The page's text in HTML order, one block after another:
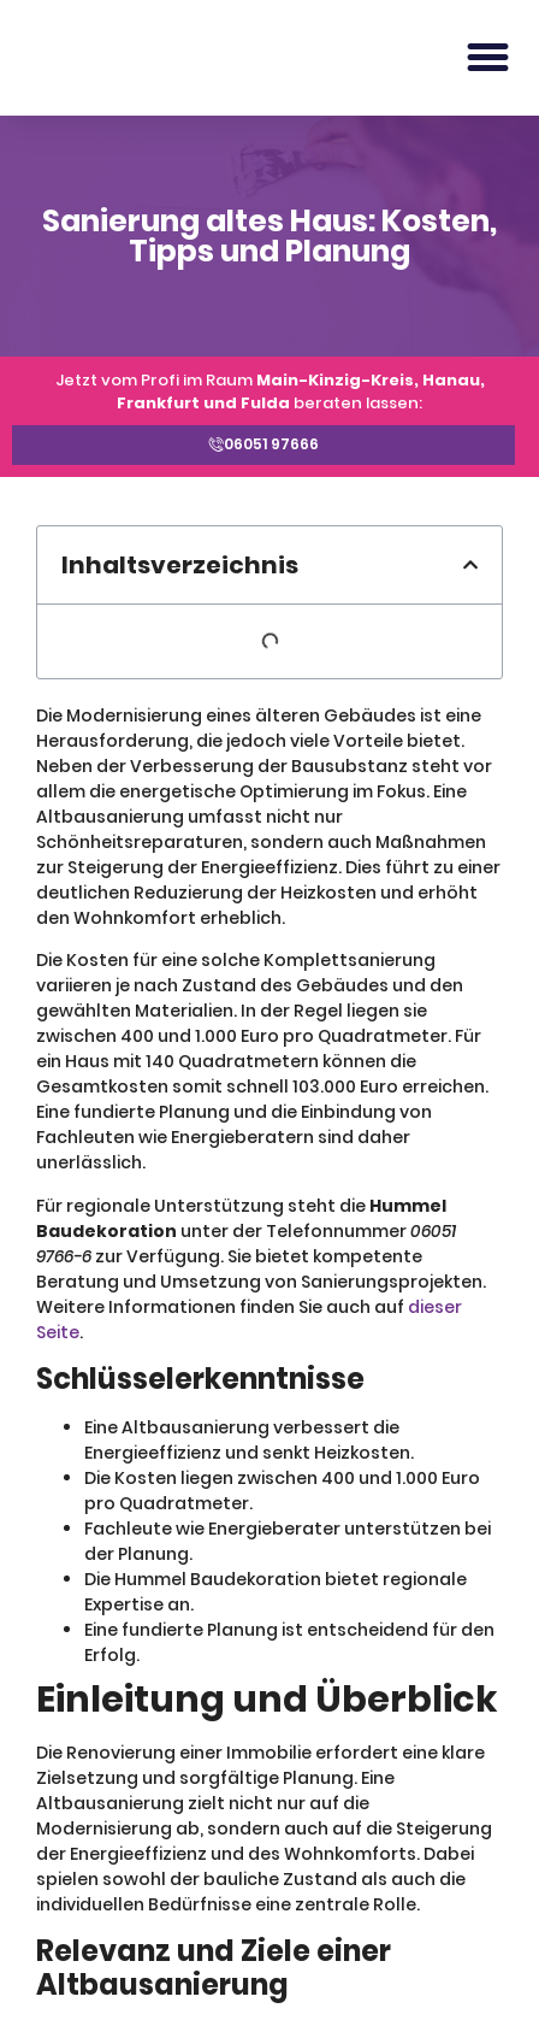
Sanierung altes Haus: Kosten,
Tipps und Planung
Jetzt vom Profi im Raum Main-Kinzig-Kreis, Hanau,
Frankfurt und Fulda beraten lassen:
06051 97666
Inhaltsverzeichnis
Die Modernisierung eines älteren Gebäudes ist eine
Herausforderung, die jedoch viele Vorteile bietet.
Neben der Verbesserung der Bausubstanz steht vor
allem die energetische Optimierung im Fokus. Eine
Altbausanierung umfasst nicht nur
Schönheitsreparaturen, sondern auch Maßnahmen
zur Steigerung der Energieeffizienz. Dies führt zu einer
deutlichen Reduzierung der Heizkosten und erhöht
den Wohnkomfort erheblich.
Die Kosten für eine solche Komplettsanierung
variieren je nach Zustand des Gebäudes und den
gewählten Materialien. In der Regel liegen sie
zwischen 400 und 1.000 Euro pro Quadratmeter. Für
ein Haus mit 140 Quadratmetern können die
Gesamtkosten somit schnell 103.000 Euro erreichen.
Eine fundierte Planung und die Einbindung von
Fachleuten wie Energieberatern sind daher
unerlässlich.
Für regionale Unterstützung steht die Hummel
Baudekoration unter der Telefonnummer06051
9766-6 zur Verfügung. Sie bietet kompetente
Beratung und Umsetzung von Sanierungsprojekten.
Weitere Informationen finden Sie auch auf dieser
Seite.
Schlüsselerkenntnisse
Eine Altbausanierung verbessert die
Energieeffizienz und senkt Heizkosten.
Die Kosten liegen zwischen 400 und 1.000 Euro
pro Quadratmeter.
Fachleute wie Energieberater unterstützen bei
der Planung.
Die Hummel Baudekoration bietet regionale
Expertise an.
Eine fundierte Planung ist entscheidend für den
Erfolg.
Einleitung und Überblick
Die Renovierung einer Immobilie erfordert eine klare
Zielsetzung und sorgfältige Planung. Eine
Altbausanierung zielt nicht nur auf die
Modernisierung ab, sondern auch auf die Steigerung
der Energieeffizienz und des Wohnkomforts. Dabei
spielen sowohl der bauliche Zustand als auch die
individuellen Bedürfnisse eine zentrale Rolle.
Relevanz und Ziele einer
Altbausanierung